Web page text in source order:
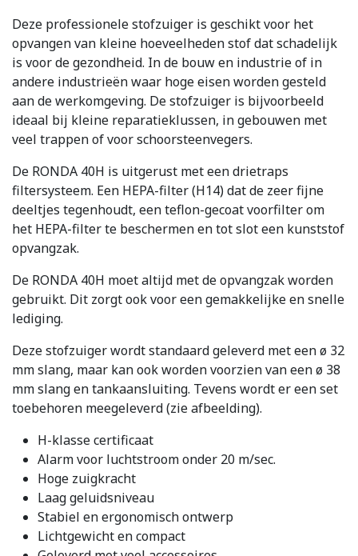
Deze professionele stofzuiger is geschikt voor het
opvangen van kleine hoeveelheden stof dat schadelijk
is voor de gezondheid. In de bouw en industrie of in
andere industrieën waar hoge eisen worden gesteld
aan de werkomgeving. De stofzuiger is bijvoorbeeld
ideaal bij kleine reparatieklussen, in gebouwen met
veel trappen of voor schoorsteenvegers.
De RONDA 40H is uitgerust met een drietraps
filtersysteem. Een HEPA-filter (H14) dat de zeer fijne
deeltjes tegenhoudt, een teflon-gecoat voorfilter om
het HEPA-filter te beschermen en tot slot een kunststof
opvangzak.
De RONDA 40H moet altijd met de opvangzak worden
gebruikt. Dit zorgt ook voor een gemakkelijke en snelle
lediging.
Deze stofzuiger wordt standaard geleverd met een ø 32
mm slang, maar kan ook worden voorzien van een ø 38
mm slang en tankaansluiting. Tevens wordt er een set
toebehoren meegeleverd (zie afbeelding).
H-klasse certificaat
Alarm voor luchtstroom onder 20 m/sec.
Hoge zuigkracht
Laag geluidsniveau
Stabiel en ergonomisch ontwerp
Lichtgewicht en compact